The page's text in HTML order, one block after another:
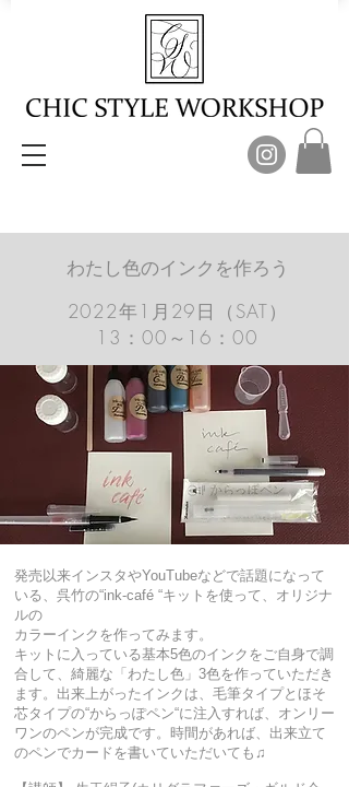
わたし色のインクを作ろう
2022年1月29日（SAT）
​13：00～16：00
発売以来インスタやYouTubeなどで話題になって
いる、呉竹の“ink-café “キットを使って、オリジナ
ルの
カラーインクを作ってみます。
キットに入っている基本5色のインクをご自身で調
合して、綺麗な「わたし色」3色を作っていただき
ます。出来上がったインクは、毛筆タイプとほそ
芯タイプの“からっぽペン“に注入すれば、オンリー
ワンのペンが完成です。時間があれば、出来立て
のペンでカードを書いていただいても♫